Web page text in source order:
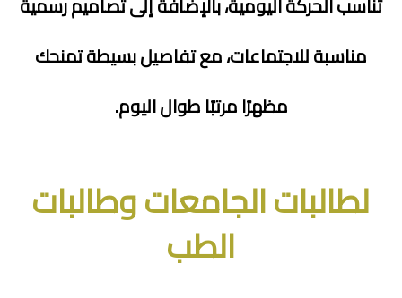
مناسبة للاجتماعات، مع تفاصيل بسيطة تمنحك
مظهرًا مرتبًا طوال اليوم.
لطالبات الجامعات وطالبات
الطب